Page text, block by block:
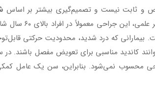
و ثابت نیست و تصمیم‌گیری بیشتر بر اساس
انجام می‌شود. از نظر علمی، این جراحی
بیمارانی که درد شدید، محدودیت حرکتی
کاندید مناسبی برای تعویض مفصل باشند. در
محسوب نمی‌شود. بنابراین، سن یک عامل